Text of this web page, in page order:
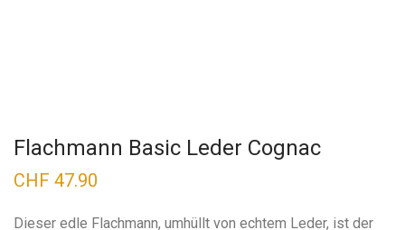
Flachmann Basic Leder Cognac
CHF 47.90
Dieser edle Flachmann, umhüllt von echtem Leder, ist der